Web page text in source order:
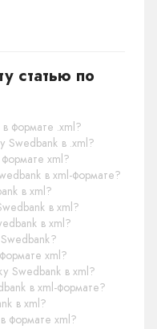
статью по
формате .xml?
Swedbank в .xml?
xml?
в xml-формате?
в xml?
в xml?
в xml?
xml?
Swedbank в xml?
в xml-формате?
в xml?
формате xml?